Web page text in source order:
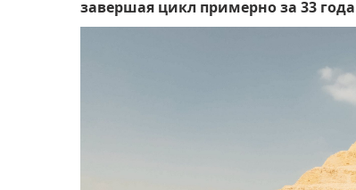
завершая цикл примерно за 33